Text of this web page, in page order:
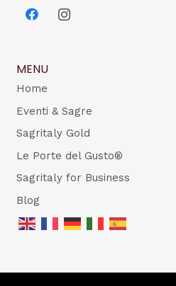
MENU
Home
Eventi & Sagre
Sagritaly Gold
Le Porte del Gusto®
Sagritaly for Business
Blog